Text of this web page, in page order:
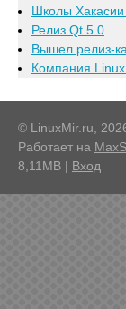
Школы
Релиз Qt 5.0
Вышел релиз-
Компания
© LinuxMir.ru,
Работает на
8,11MB | Вход